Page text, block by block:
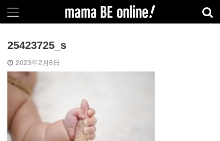
25423725_s
2023年2月6日